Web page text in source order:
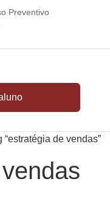
Preventivo
de vendas”